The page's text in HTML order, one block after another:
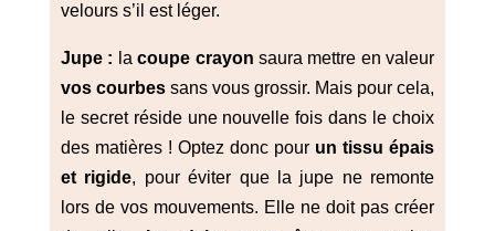
velours s’il est léger.
Jupe : lacoupe crayon saura mettre en valeur
vos courbessans vous grossir. Mais pour cela,
le secret réside une nouvelle fois dans le choix
des matières ! Optez donc pour un tissu épais
et rigide, pour éviter que la jupe ne remonte
lors de vos mouvements. Elle ne doit pas créer